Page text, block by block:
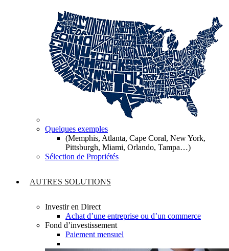
Quelques exemples
(Memphis, Atlanta, Cape Coral, New York,
Pittsburgh, Miami, Orlando, Tampa…)
Sélection de Propriétés
AUTRES SOLUTIONS
Investir en Direct
Achat d’une entreprise ou d’un commerce
Fond d’investissement
Paiement mensuel